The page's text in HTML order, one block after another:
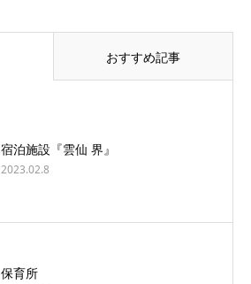
おすすめ記事
宿泊施設『雲仙 界』
2023.02.8
保育所